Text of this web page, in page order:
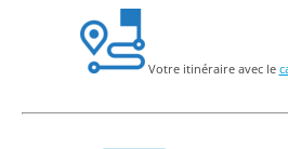
Votre itinéraire avec le